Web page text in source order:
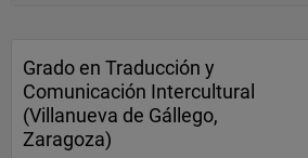
Grado en Traducción y
Comunicación Intercultural
(Villanueva de Gállego,
Zaragoza)